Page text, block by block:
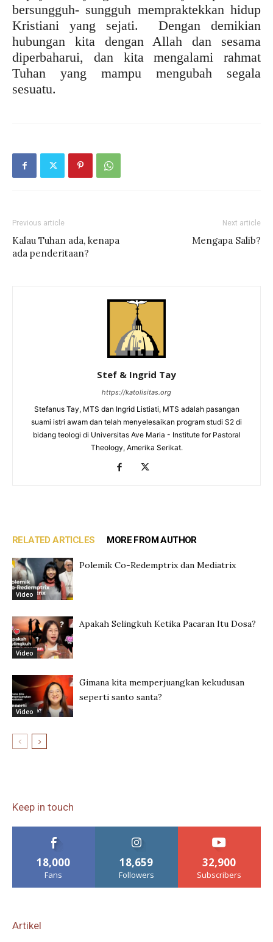
bersungguh- sungguh mempraktekkan hidup
Kristiani yang sejati. Dengan demikian
hubungan kita dengan Allah dan sesama
diperbaharui, dan kita mengalami rahmat
Tuhan yang mampu mengubah segala
sesuatu.
Previous article
Kalau Tuhan ada, kenapa
ada penderitaan?
Next article
Mengapa Salib?
Stef & Ingrid Tay
https://katolisitas.org
Stefanus Tay, MTS dan Ingrid Listiati, MTS adalah pasangan
suami istri awam dan telah menyelesaikan program studi S2 di
bidang teologi di Universitas Ave Maria - Institute for Pastoral
Theology, Amerika Serikat.
RELATED ARTICLES MORE FROM AUTHOR
Video
Polemik Co-Redemptrix dan Mediatrix
Video
Apakah Selingkuh Ketika Pacaran Itu Dosa?
Video
Gimana kita memperjuangkan kekudusan
seperti santo santa?
Keep in touch
18,000
Fans
18,659
Followers
32,900
Subscribers
Artikel